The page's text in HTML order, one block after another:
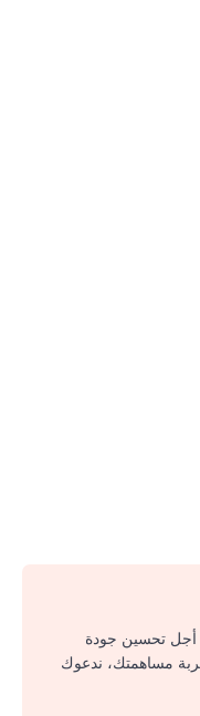
أجل تحسين جودة
مساهمتك، ندعوك